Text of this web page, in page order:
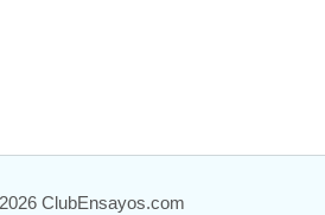
ClubEnsayos.com